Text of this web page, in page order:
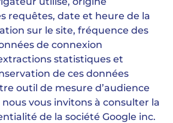
requêtes, date et heure de la
sur le site, fréquence des
de connexion
statistiques et
de ces données
outil de mesure d’audience
vous invitons à consulter la
de la société Google inc.